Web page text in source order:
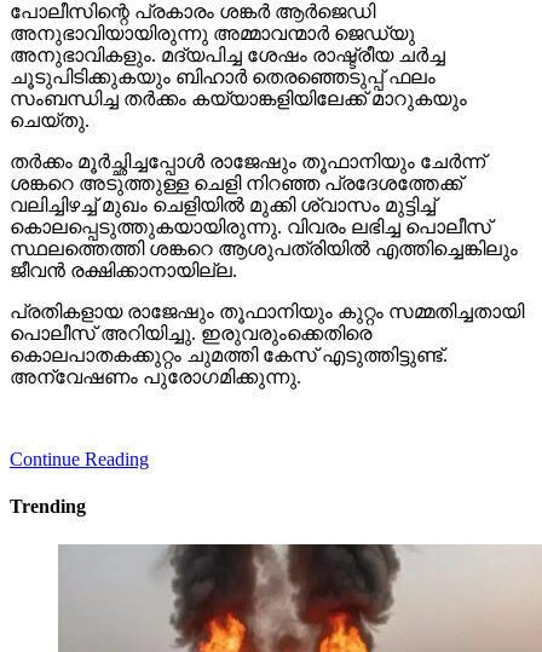
പോലീസിന്റെ പ്രകാരം ശങ്കര്‍ ആര്‍ജെഡി
അനുഭാവിയായിരുന്നു അമ്മാവന്മാര്‍ ജെഡ്യു
അനുഭാവികളും. മദ്യപിച്ച ശേഷം രാഷ്ട്രീയ ചര്‍ച്ച
ചൂടുപിടിക്കുകയും ബിഹാര്‍ തെരഞ്ഞെടുപ്പ് ഫലം
സംബന്ധിച്ച തര്‍ക്കം കയ്യാങ്കളിയിലേക്ക് മാറുകയും
ചെയ്തു.
തര്‍ക്കം മൂര്‍ച്ഛിച്ചപ്പോള്‍ രാജേഷും തൂഫാനിയും ചേര്‍ന്ന്
ശങ്കറെ അടുത്തുള്ള ചെളി നിറഞ്ഞ പ്രദേശത്തേക്ക്
വലിച്ചിഴച്ച് മുഖം ചെളിയില്‍ മുക്കി ശ്വാസം മുട്ടിച്ച്
കൊലപ്പെടുത്തുകയായിരുന്നു. വിവരം ലഭിച്ച പൊലീസ്
സ്ഥലത്തെത്തി ശങ്കറെ ആശുപത്രിയില്‍ എത്തിച്ചെങ്കിലും
ജീവന്‍ രക്ഷിക്കാനായില്ല.
പ്രതികളായ രാജേഷും തൂഫാനിയും കുറ്റം സമ്മതിച്ചതായി
പൊലീസ് അറിയിച്ചു. ഇരുവരുംക്കെതിരെ
കൊലപാതകക്കുറ്റം ചുമത്തി കേസ് എടുത്തിട്ടുണ്ട്.
അന്വേഷണം പുരോഗമിക്കുന്നു.
Continue Reading
Trending